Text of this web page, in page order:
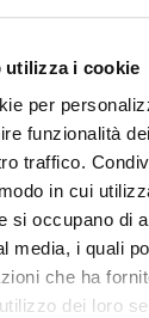
utilizza i cookie
per
funzionalità
traffico.
in cui
si occupano di
media, i quali
che ha
dei loro
4-0,
doppietta